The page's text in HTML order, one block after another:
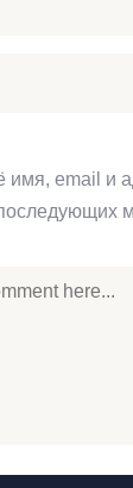
имя, email и